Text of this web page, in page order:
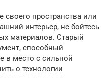
своего пространства или
интерьер, не бойтесь
материалов. Старый
способный
в место с сильной
о технологии